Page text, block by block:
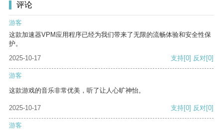
评论
游客
这款加速器VPM应用程序已经为我们带来了无限的流畅体验和安全性保
护。
2025-10-17
支持[0] 反对[0]
游客
这款游戏的音乐非常优美，听了让人心旷神怡。
2025-10-17 支持[0] 反对[0]
游客